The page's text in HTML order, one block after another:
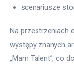
scenariusze
Na przestrzeniach
występy znanych
„Mam Talent”, co